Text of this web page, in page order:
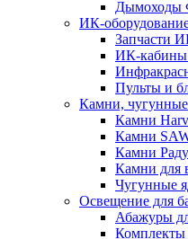
Дымоходы
ИК-
Запчасти
ИК-кабины
Пульты и
Камни, чугунные
Камни
Камни
Камни
Камни для
Чугунные
Освещение для
Абажуры
Комплекты